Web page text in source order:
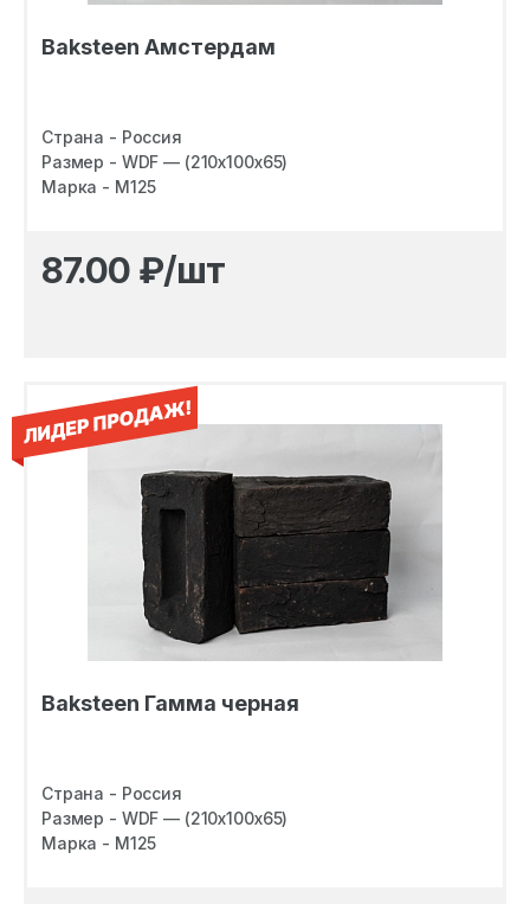
Baksteen Амстердам
Страна - Россия
Размер - WDF — (210х100х65)
Марка - M125
87.00 ₽/шт
Baksteen Гамма черная
Страна - Россия
Размер - WDF — (210х100х65)
Марка - M125